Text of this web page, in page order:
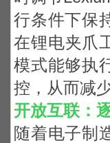
行条件下保
在锂电夹爪
模式能够执
控，从而减
开放互联：
随着电子制